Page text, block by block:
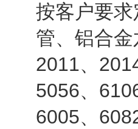
按客户要
管、铝合
2011、
5056、
6005、